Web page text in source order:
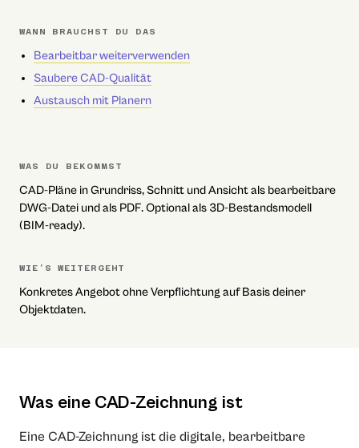
WANN BRAUCHST DU DAS
Bearbeitbar weiterverwenden
Saubere CAD-Qualität
Austausch mit Planern
WAS DU BEKOMMST
CAD-Pläne in Grundriss, Schnitt und Ansicht als bearbeitbare
DWG-Datei und als PDF. Optional als 3D-Bestandsmodell
(BIM-ready).
WIE’S WEITERGEHT
Konkretes Angebot ohne Verpflichtung auf Basis deiner
Objektdaten.
Was eine CAD-Zeichnung ist
Eine CAD-Zeichnung ist die digitale, bearbeitbare